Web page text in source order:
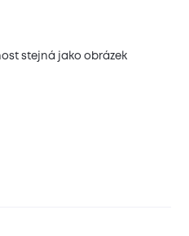
stejná jako obrázek